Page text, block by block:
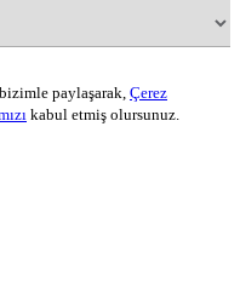
paylaşarak, Çerez
kabul etmiş olursunuz.